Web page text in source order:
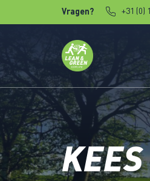
Verder naar contentVragen? +31 (0)